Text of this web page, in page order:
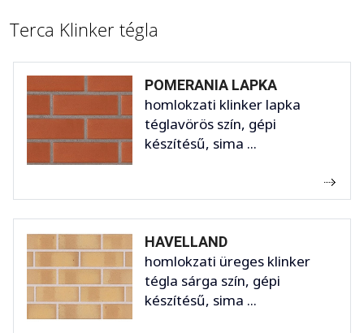
Terca Klinker tégla
POMERANIA LAPKA
homlokzati klinker lapka
téglavörös szín, gépi
készítésű, sima ...
HAVELLAND
homlokzati üreges klinker
tégla sárga szín, gépi
készítésű, sima ...